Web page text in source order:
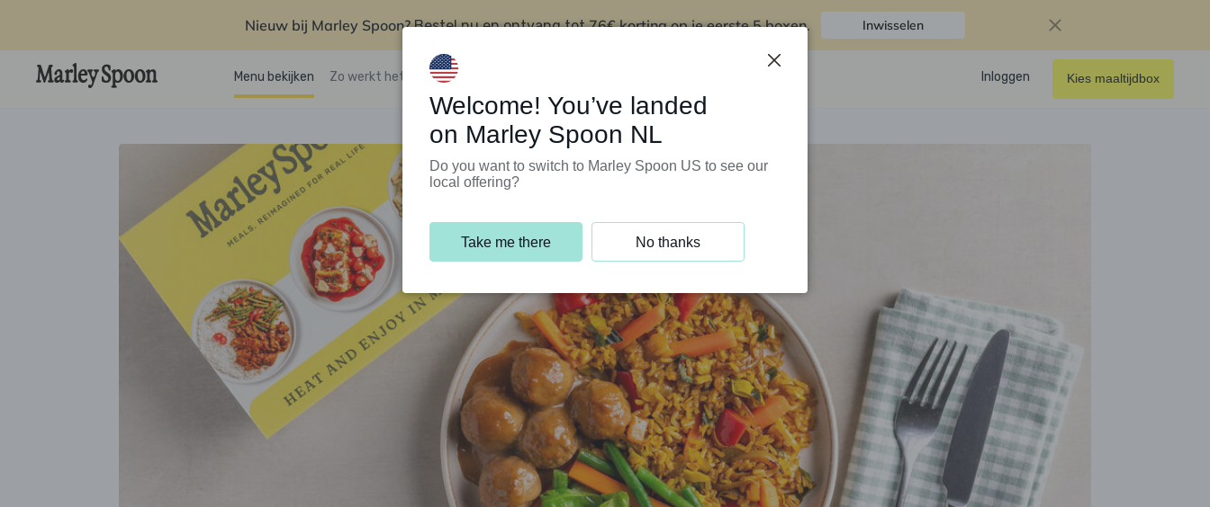
Nieuw bij Marley Spoon?Bestel nu en ontvang tot76€ korting op je eerste 5 boxen. Inwisselen
Menu bekijken Zo werkt het Klantenservice Inloggen Kies maaltijdbox
Welcome! You’ve landed
on Marley Spoon NL
Do you want to switch to Marley Spoon US to see our
local offering?
Take me there No thanks